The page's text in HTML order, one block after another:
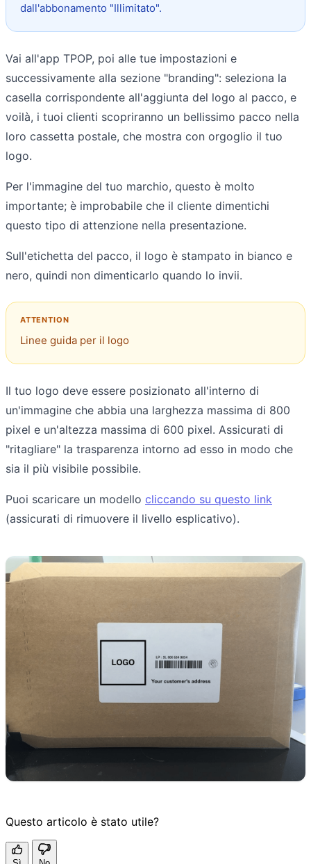
dall'abbonamento "Illimitato".
Vai all'app TPOP, poi alle tue impostazioni e
successivamente alla sezione "branding": seleziona la
casella corrispondente all'aggiunta del logo al pacco, e
voilà, i tuoi clienti scopriranno un bellissimo pacco nella
loro cassetta postale, che mostra con orgoglio il tuo
logo.
Per l'immagine del tuo marchio, questo è molto
importante; è improbabile che il cliente dimentichi
questo tipo di attenzione nella presentazione.
Sull'etichetta del pacco, il logo è stampato in bianco e
nero, quindi non dimenticarlo quando lo invii.
Linee guida per il logo
Il tuo logo deve essere posizionato all'interno di
un'immagine che abbia una larghezza massima di 800
pixel e un'altezza massima di 600 pixel. Assicurati di
"ritagliare" la trasparenza intorno ad esso in modo che
sia il più visibile possibile.
Puoi scaricare un modello cliccando su questo link
(assicurati di rimuovere il livello esplicativo).
Questo articolo è stato utile?